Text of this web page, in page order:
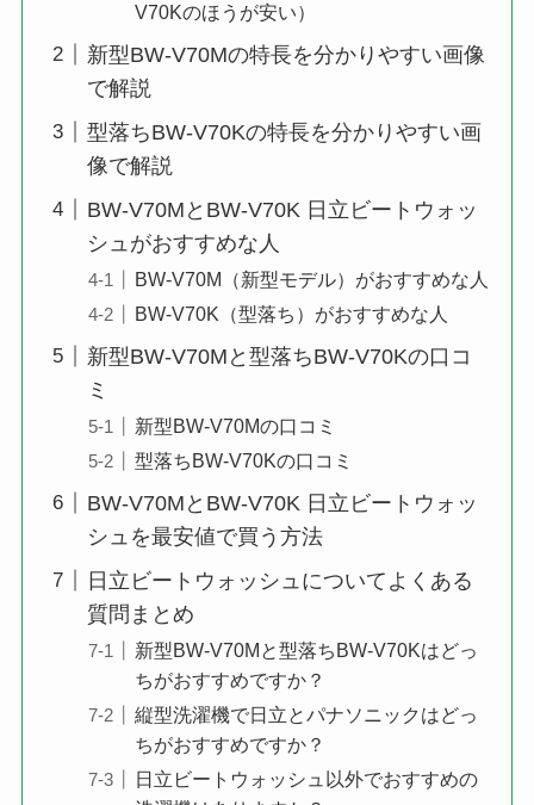
V70Kのほうが安い）
新型BW-V70Mの特長を分かりやすい画像
で解説
型落ちBW-V70Kの特長を分かりやすい画
像で解説
BW-V70MとBW-V70K 日立ビートウォッ
シュがおすすめな人
BW-V70M（新型モデル）がおすすめな人
BW-V70K（型落ち）がおすすめな人
新型BW-V70Mと型落ちBW-V70Kの口コ
ミ
新型BW-V70Mの口コミ
型落ちBW-V70Kの口コミ
BW-V70MとBW-V70K 日立ビートウォッ
シュを最安値で買う方法
日立ビートウォッシュについてよくある
質問まとめ
新型BW-V70Mと型落ちBW-V70Kはどっ
ちがおすすめですか？
縦型洗濯機で日立とパナソニックはどっ
ちがおすすめですか？
日立ビートウォッシュ以外でおすすめの